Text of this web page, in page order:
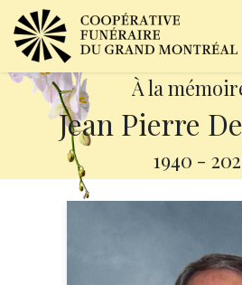
À la
Jean Pierre
1940 -